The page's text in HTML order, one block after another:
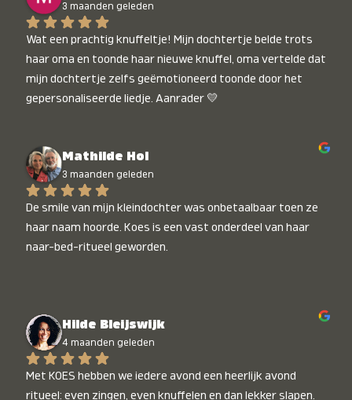
3 maanden geleden
Wat een prachtig knuffeltje! Mijn dochtertje belde trots
haar oma en toonde haar nieuwe knuffel, oma vertelde dat
mijn dochtertje zelfs geëmotioneerd toonde door het
gepersonaliseerde liedje. Aanrader 💛
Mathilde Hol
3 maanden geleden
De smile van mijn kleindochter was onbetaalbaar toen ze
haar naam hoorde. Koes is een vast onderdeel van haar
naar-bed-ritueel geworden.
Hilde Bleijswijk
4 maanden geleden
Met KOES hebben we iedere avond een heerlijk avond
ritueel: even zingen, even knuffelen en dan lekker slapen.